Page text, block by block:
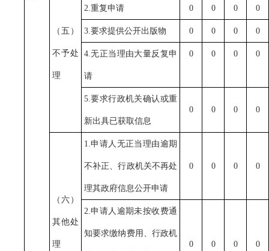
（五）
不予处
理
2.重复申请 0 0 0 0
3.要求提供公开出版物 0 0 0 0
4.无正当理由大量反复申
请
0 0 0 0
5.要求行政机关确认或重
新出具已获取信息
0 0 0 0
（六）
其他处
理
1.申请人无正当理由逾期
不补正、行政机关不再处
理其政府信息公开申请
0 0 0 0
2.申请人逾期未按收费通
知要求缴纳费用、行政机
0 0 0 0